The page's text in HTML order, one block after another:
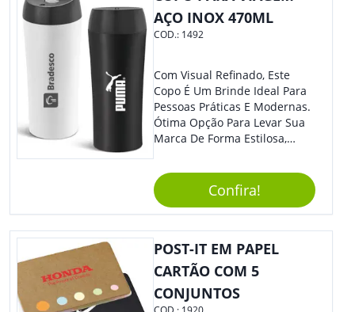
AÇO INOX 470ML
COD.: 1492
Com Visual Refinado, Este
Copo É Um Brinde Ideal Para
Pessoas Práticas E Modernas.
Ótima Opção Para Levar Sua
Marca De Forma Estilosa,
Empresa Em Eventos,
Reuniões Corporativas Ou Até
Mesmo Para Presentear
Colaboradores.
Confira!
POST-IT EM PAPEL
CARTÃO COM 5
CONJUNTOS